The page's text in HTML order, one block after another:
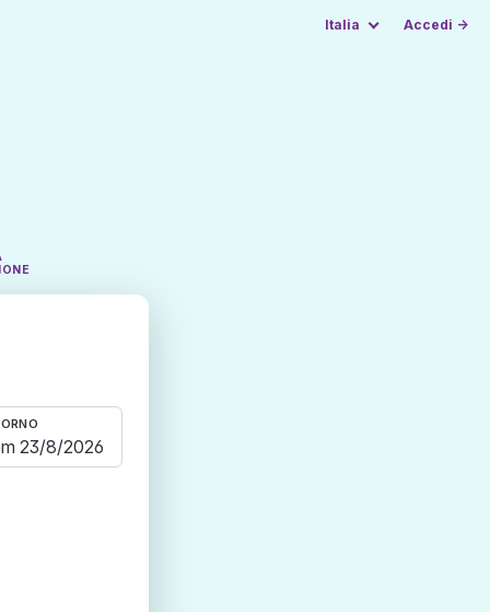
Italia Accedi →